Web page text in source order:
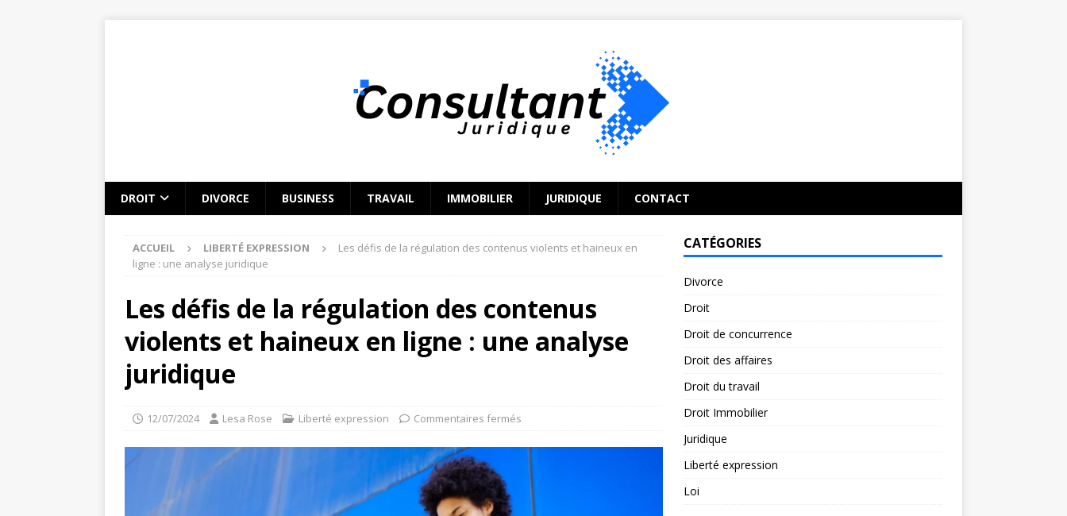
DROIT DIVORCE BUSINESS TRAVAIL IMMOBILIER JURIDIQUE CONTACT
ACCUEIL LIBERTÉ EXPRESSION
Les défis de la régulation des contenus violents et haineux en
ligne : une analyse juridique
Les défis de la régulation des contenus
violents et haineux en ligne : une analyse
juridique
12/07/2024 Lesa Rose Liberté expression Commentaires fermés
CATÉGORIES
Divorce
Droit
Droit de concurrence
Droit des affaires
Droit du travail
Droit Immobilier
Juridique
Liberté expression
Loi